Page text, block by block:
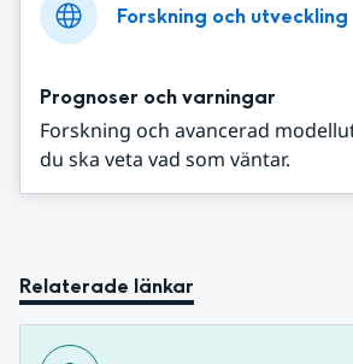
Forskning och utveckling
Prognoser och varningar
Forskning och avancerad
du ska veta vad som väntar.
Relaterade länkar